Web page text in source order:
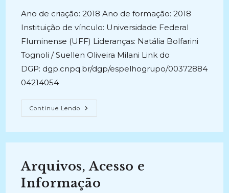
Ano de criação: 2018 Ano de formação: 2018
Instituição de vínculo: Universidade Federal
Fluminense (UFF) Lideranças: Natália Bolfarini
Tognoli / Suellen Oliveira Milani Link do
DGP: dgp.cnpq.br/dgp/espelhogrupo/00372884
04214054
Continue Lendo Arquivos,
Bibliotecas
Conhecimento
Arquivos, Acesso e
Informação